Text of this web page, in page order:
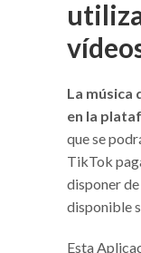
La música
en la
que se
TikTok
disponer
disponible
Esta